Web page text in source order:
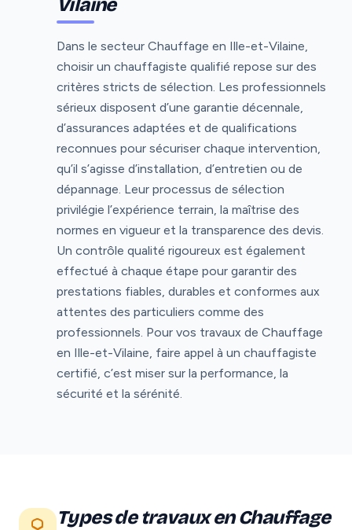
Vilaine
Dans le secteur Chauffage en Ille-et-Vilaine,
choisir un chauffagiste qualifié repose sur des
critères stricts de sélection. Les professionnels
sérieux disposent d’une garantie décennale,
d’assurances adaptées et de qualifications
reconnues pour sécuriser chaque intervention,
qu’il s’agisse d’installation, d’entretien ou de
dépannage. Leur processus de sélection
privilégie l’expérience terrain, la maîtrise des
normes en vigueur et la transparence des devis.
Un contrôle qualité rigoureux est également
effectué à chaque étape pour garantir des
prestations fiables, durables et conformes aux
attentes des particuliers comme des
professionnels. Pour vos travaux de Chauffage
en Ille-et-Vilaine, faire appel à un chauffagiste
certifié, c’est miser sur la performance, la
sécurité et la sérénité.
Types de travaux en Chauffage